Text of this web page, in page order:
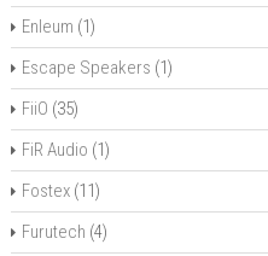
Enleum (1)
Escape Speakers (1)
FiiO (35)
FiR Audio (1)
Fostex(11)
Furutech (4)